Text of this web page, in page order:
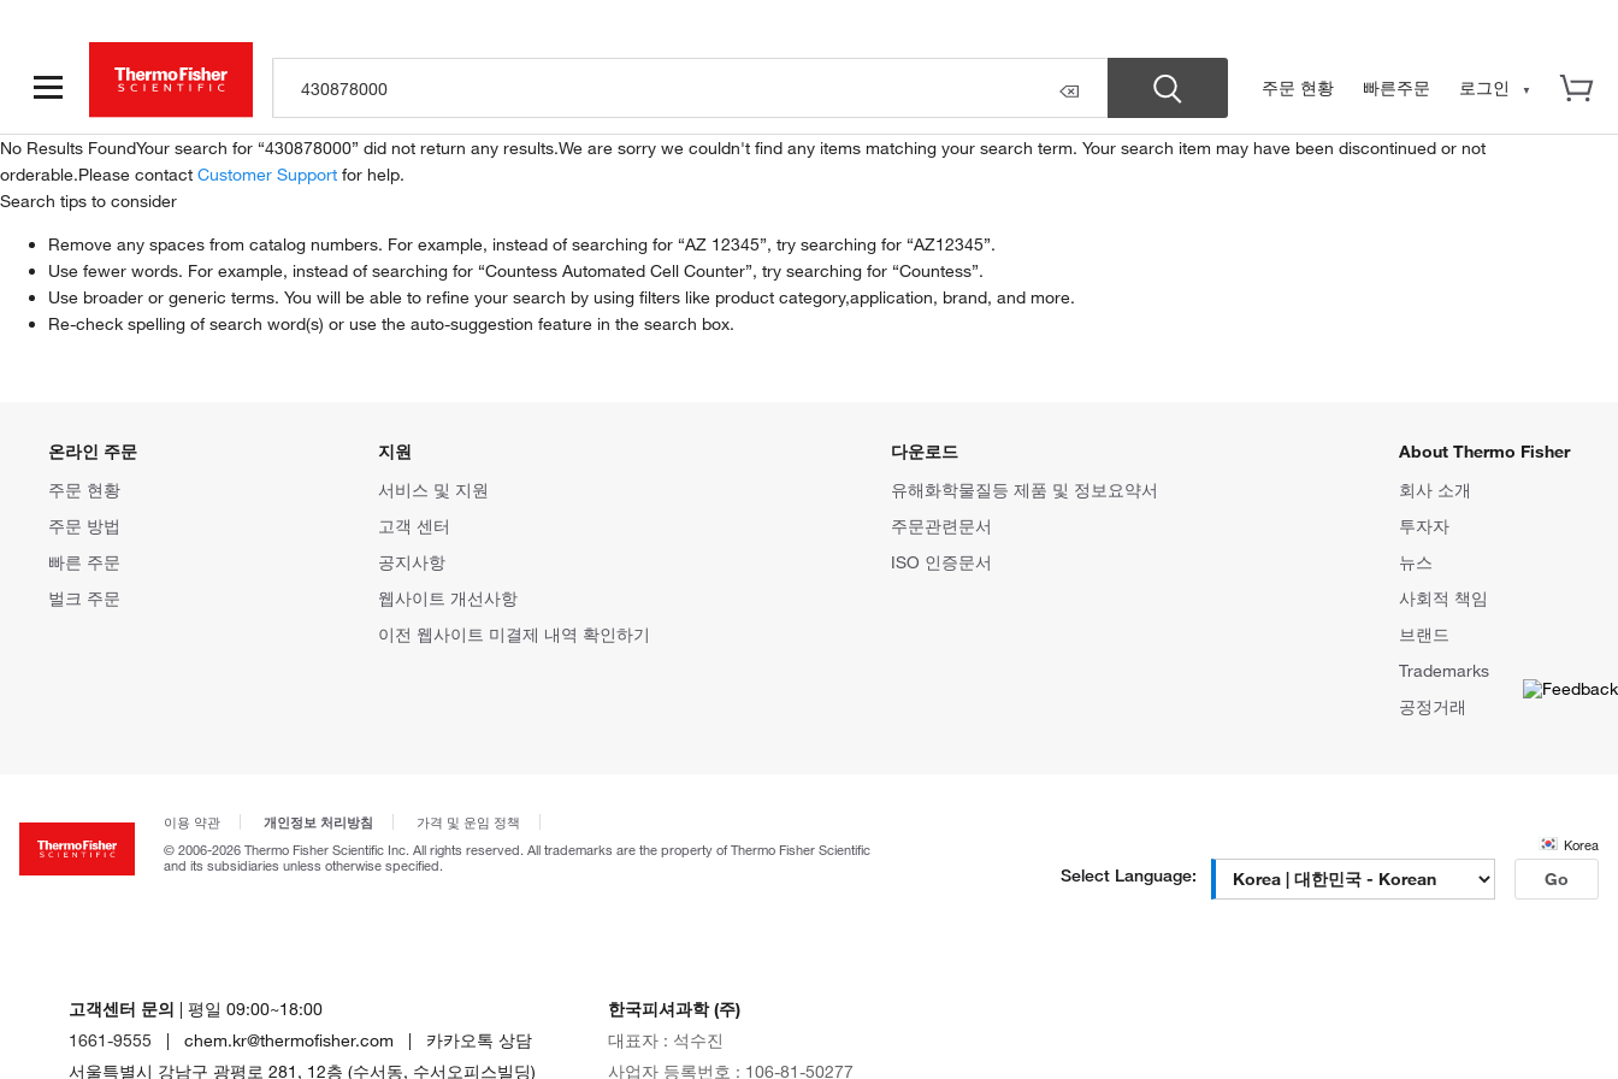
주문 현황 빠른주문 로그인
No Results FoundYour search for “430878000” did not return any results.We are sorry we couldn't find any items matching your search term. Your search item may have been discontinued or not
orderable.Please contact Customer Support for help.
Search tips to consider
Remove any spaces from catalog numbers. For example, instead of searching for “AZ 12345”, try searching for “AZ12345”.
Use fewer words. For example, instead of searching for “Countess Automated Cell Counter”, try searching for “Countess”.
Use broader or generic terms. You will be able to refine your search by using filters like product category,application, brand, and more.
Re-check spelling of search word(s) or use the auto-suggestion feature in the search box.
온라인 주문
주문 현황
주문 방법
빠른 주문
벌크 주문
지원
서비스 및 지원
고객 센터
공지사항
웹사이트 개선사항
이전 웹사이트 미결제 내역 확인하기
다운로드
유해화학물질등 제품 및 정보요약서
주문관련문서
ISO 인증문서
About Thermo Fisher
회사 소개
투자자
뉴스
사회적 책임
브랜드
Trademarks
공정거래
이용 약관 개인정보 처리방침
가격 및 운임 정책
© 2006-2026 Thermo Fisher Scientific Inc. All rights reserved. All trademarks are the property of Thermo Fisher Scientific
and its subsidiaries unless otherwise specified.
Korea
Select Language: Go
고객센터 문의 | 평일 09:00~18:00
1661-9555 | chem.kr@thermofisher.com | 카카오톡 상담
서울특별시 강남구 광평로 281, 12층 (수서동, 수서오피스빌딩)
한국피셔과학 (주)
대표자 : 석수진
사업자 등록번호 : 106-81-50277